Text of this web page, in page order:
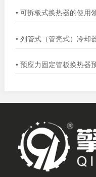
• 可拆板式换热器的使用
• 列管式（管壳式）冷却